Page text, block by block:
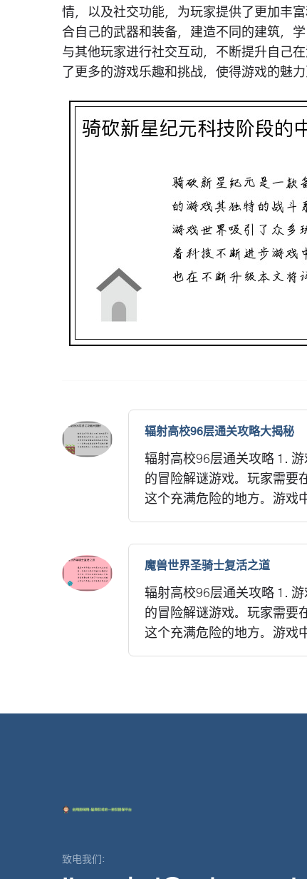
情，以及社交功能，为玩家提供了更加丰
合自己的武器和装备，建造不同的建筑，
与其他玩家进行社交互动，不断提升自己
了更多的游戏乐趣和挑战，使得游戏的魅
辐射高校96层通关攻略大揭秘
辐射高校96层通关攻略 1.
的冒险解谜游戏。玩家需要
这个充满危险的地方。游戏
魔兽世界圣骑士复活之道
辐射高校96层通关攻略 1.
的冒险解谜游戏。玩家需要
这个充满危险的地方。游戏
致电我们: